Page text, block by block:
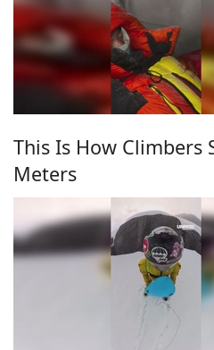
This Is How Climbers
Meters